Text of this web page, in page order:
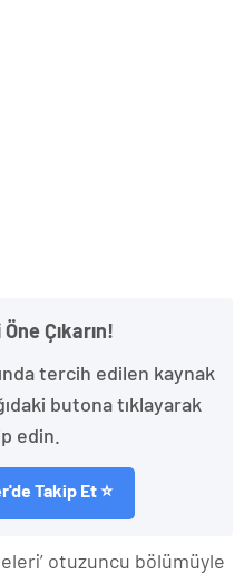
Çıkarın!
tercih edilen kaynak
butona tıklayarak
edin.
Takip Et ⭐
otuzuncu bölümüyle